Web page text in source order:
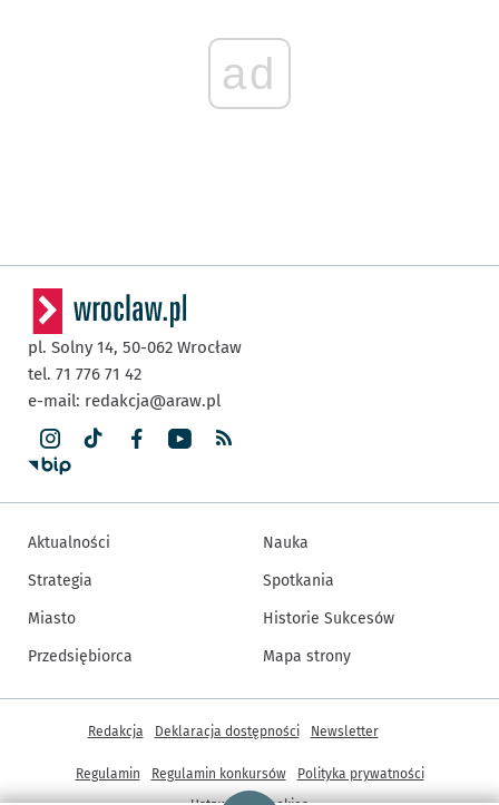
ad
pl. Solny 14, 50-062 Wrocław
tel. 71 776 71 42
e-mail: redakcja@araw.pl
Aktualności
Strategia
Miasto
Przedsiębiorca
Nauka
Spotkania
Historie Sukcesów
Mapa strony
Inne informacje
Redakcja Deklaracja dostępności Newsletter
Regulamin Regulamin konkursów
Polityka prywatności